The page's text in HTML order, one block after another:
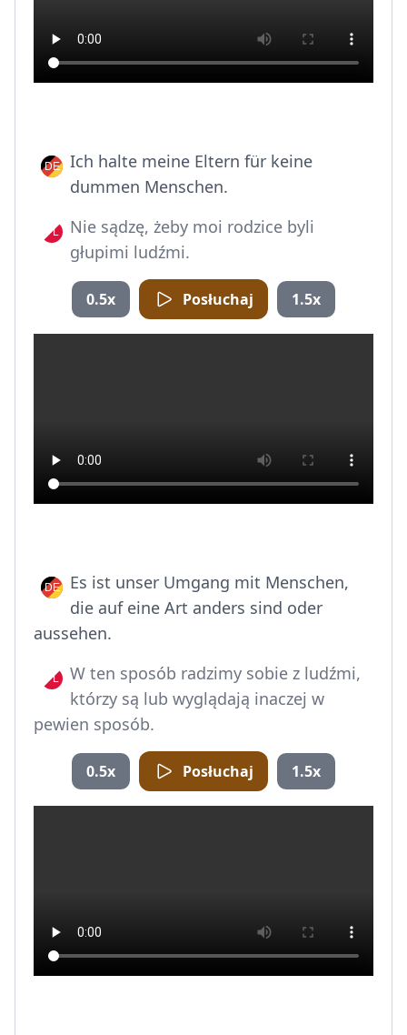
Ich halte meine Eltern für keine
dummen Menschen.
Nie sądzę, żeby moi rodzice byli
głupimi ludźmi.
0.5x Posłuchaj 1.5x
Es ist unser Umgang mit Menschen,
die auf eine Art anders sind oder
aussehen.
W ten sposób radzimy sobie z ludźmi,
którzy są lub wyglądają inaczej w
pewien sposób.
0.5x Posłuchaj 1.5x